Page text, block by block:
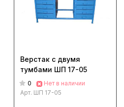
Верстак с двумя
тумбами ШП 17-05
0
Нет в наличии
Арт. ШП 17-05